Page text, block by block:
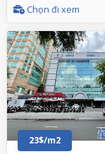
Chọn đi xem
23$/m2